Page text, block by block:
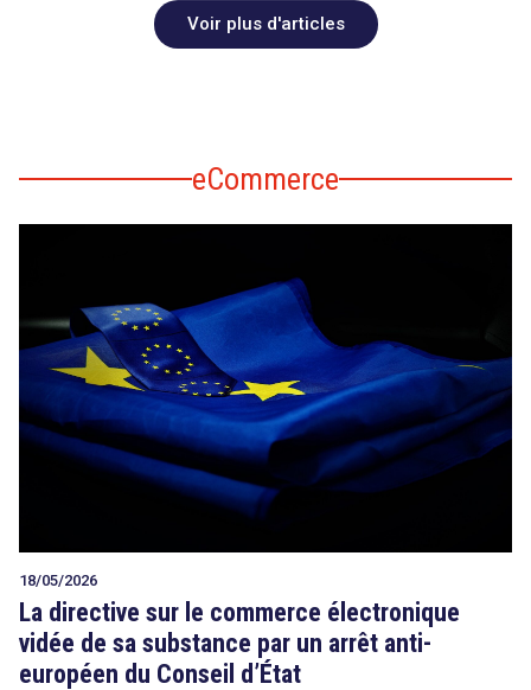
Voir plus d'articles
eCommerce
18/05/2026
La directive sur le commerce électronique
vidée de sa substance par un arrêt anti-
européen du Conseil d’État